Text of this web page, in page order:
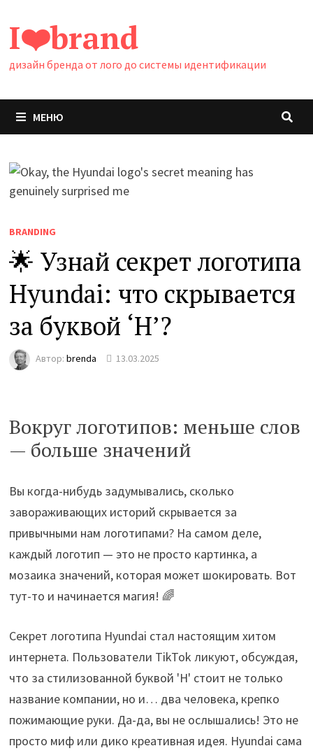
содержимому
I❤️brand
дизайн бренда от лого до системы идентификации
МЕНЮ
BRANDING
🌟 Узнай секрет логотипа
Hyundai: что скрывается
за буквой ‘H’?
Автор:brenda 13.03.2025
Вокруг логотипов: меньше слов
— больше значений
Вы когда-нибудь задумывались, сколько
завораживающих историй скрывается за
привычными нам логотипами? На самом деле,
каждый логотип — это не просто картинка, а
мозаика значений, которая может шокировать. Вот
тут-то и начинается магия! 🌈
Секрет логотипа Hyundai стал настоящим хитом
интернета. Пользователи TikTok ликуют, обсуждая,
что за стилизованной буквой 'H' стоит не только
название компании, но и… два человека, крепко
пожимающие руки. Да-да, вы не ослышались! Это не
просто миф или дико креативная идея. Hyundai сама